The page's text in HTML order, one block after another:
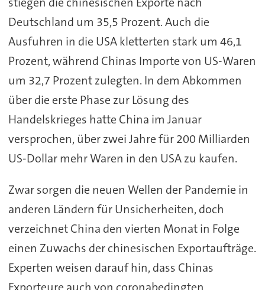
Deutschland um 35,5 Prozent. Auch die
Ausfuhren in die USA kletterten stark um 46,1
Prozent, während Chinas Importe von US-Waren
um 32,7 Prozent zulegten. In dem Abkommen
über die erste Phase zur Lösung des
Handelskrieges hatte China im Januar
versprochen, über zwei Jahre für 200 Milliarden
US-Dollar mehr Waren in den USA zu kaufen.
Zwar sorgen die neuen Wellen der Pandemie in
anderen Ländern für Unsicherheiten, doch
verzeichnet China den vierten Monat in Folge
einen Zuwachs der chinesischen Exportaufträge.
Experten weisen darauf hin, dass Chinas
Exporteure auch von coronabedingten